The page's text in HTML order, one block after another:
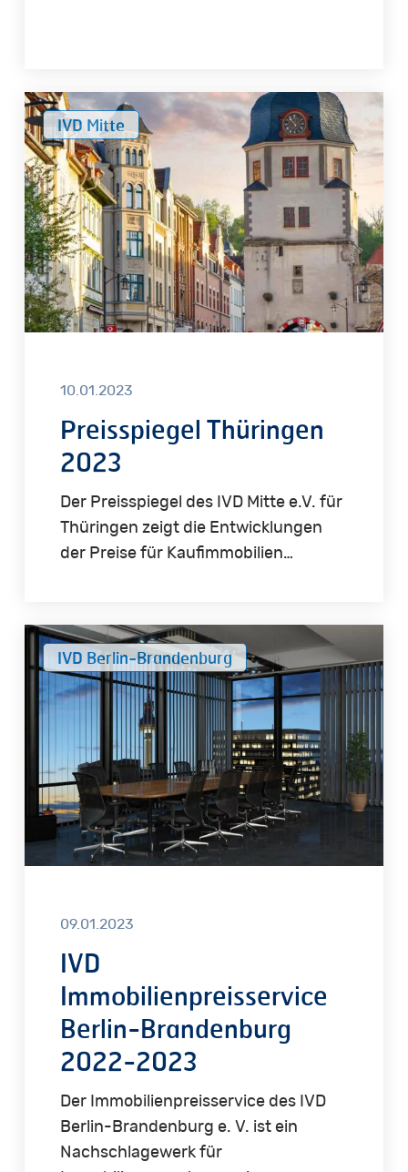
Preisspiegel
Thüringen
2023
IVD Mitte
10.01.2023
Preisspiegel Thüringen
2023
Der Preisspiegel des IVD Mitte e.V. für
Thüringen zeigt die Entwicklungen
der Preise für Kaufimmobilien…
IVD
Immobilienpreisservice
Berlin-
Brandenburg
2023
IVD Berlin-Brandenburg
09.01.2023
IVD
Immobilienpreisservice
Berlin-Brandenburg
2022-2023
Der Immobilienpreisservice des IVD
Berlin-Brandenburg e. V. ist ein
Nachschlagewerk für